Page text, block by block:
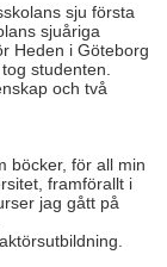
sju första
sjuåriga
Heden i Göteborg
studenten.
och två
böcker, för all min
framförallt i
jag gått på